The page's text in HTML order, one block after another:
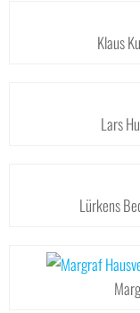
Klaus
Lars
Lürkens